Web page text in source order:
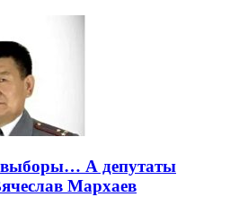
А депутаты
Мархаев